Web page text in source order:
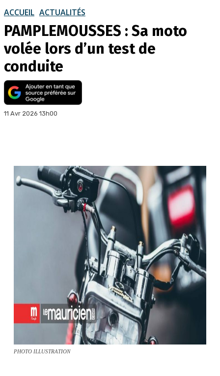
ACCUEIL ACTUALITÉS
PAMPLEMOUSSES : Sa moto
volée lors d’un test de
conduite
11 Avr 2026 13h00
PHOTO ILLUSTRATION